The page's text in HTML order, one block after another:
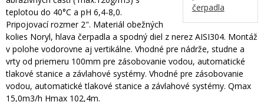
čerpadla
teplotou do 40°C a pH 6,4-8,0.
Pripojovací rozmer 2". Materiál obežných
kolies Noryl, hlava čerpadla a spodný diel z nerez AISI304. Montáž
v polohe vodorovne aj vertikálne. Vhodné pre nádrže, studne a
vrty od priemeru 100mm pre zásobovanie vodou, automatické
tlakové stanice a závlahové systémy. Vhodné pre zásobovanie
vodou, automatické tlakové stanice a závlahové systémy. Qmax
15,0m3/h Hmax 102,4m.